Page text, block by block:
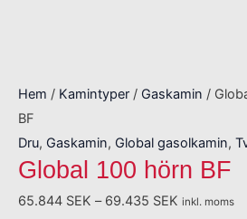
Hem / Kamintyper / Gaskamin /
BF
Dru, Gaskamin, Global gasolkamin,
Global 100 hörn BF
65.844 SEK – 69.435 SEK inkl. moms